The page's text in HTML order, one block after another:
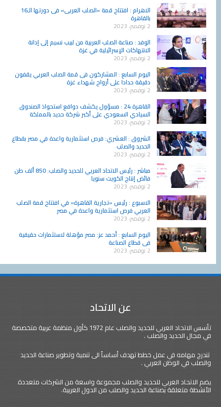
الاهرام : افتتاح قمة «الصلب العربى» فى دورتها الـ16
بالقاهرة
2 نوفمبر، 2023
الوفد : صناعة الصلب العربية من لبيب نسيم إلى إدانة
الانتهاكات الإسرائيلية في غزة
2 نوفمبر، 2023
اليوم السابع : المشاركون فى قمة الصلب العربي يقفون
دقيقة حدادا على أرواح شهداء غزة
2 نوفمبر، 2023
القاهرة 24 : مسؤول يكشف دوافع استحواذ الصندوق
السيادي السعودي على أكبر شركة حديد بالمملكة
2 نوفمبر، 2023
الشروق : العشري: فرص استثمارية واعدة في مصر بقطاع
الحديد والصلب
2 نوفمبر، 2023
مباشر : رئيس الاتحاد العربي للحديد والصلب: 850 ألف طن
فائض إنتاج الكويت سنويا
2 نوفمبر، 2023
الاسبوع : رئيس «تجارية القاهرة» في افتتاح قمة الصلب
العربي فرص استثمارية واعدة في مصر
2 نوفمبر، 2023
اليوم السابع : أحمد عز: مصر مؤهلة لاستثمارات حقيقية
فى قطاع الصناعة
2 نوفمبر، 2023
عن الاتحاد
تأسس الاتحاد العربي للحديد والصلب عام 1972 كأول منظمة عربية متخصصة
في مجال الحديد والصلب .
تندرج مهامه في عمل خطط تهدف أساساً الى تنمية وتطوير صناعة الحديد
والصلب في الوطن العربي .
يضم الاتحاد العربي للحديد والصلب مجموعة واسعة من الشركات متعددة
الأنشطة متعلقة بصناعة الحديد والصلب من الدول العربية.